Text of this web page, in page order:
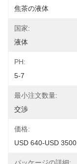
焦茶の液体
国家:
液体
PH:
5-7
最小注文数量:
交渉
価格:
USD 640-USD 3500